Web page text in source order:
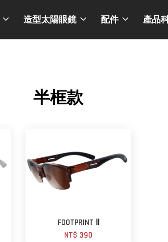
造型太陽眼鏡 配件 產品
半框款
FOOTPRINT Ⅱ
NT$ 390